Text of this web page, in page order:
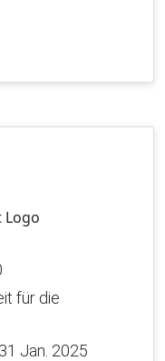
für die
Jan. 2025